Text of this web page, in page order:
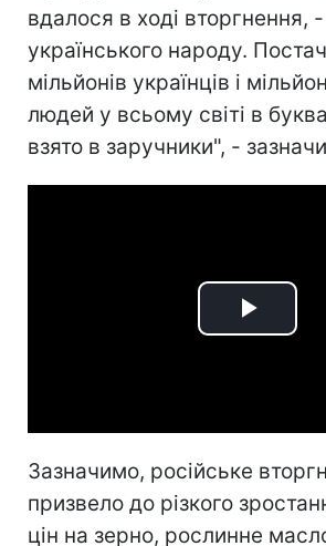
вдалося в ході вторгнення,
українського народу.
мільйонів українців і
людей у всьому світі в
взято в заручники", -
Play
Зазначимо, російське
призвело до різкого
цін на зерно, рослинне